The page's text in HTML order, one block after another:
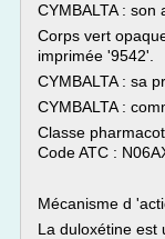
CYMBALTA : son
Corps vert
imprimée '9542'.
CYMBALTA : sa
CYMBALTA :
Classe
Code ATC :
Mécanisme d
La duloxétine est